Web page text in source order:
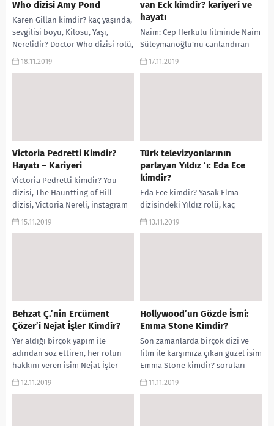
Who dizisi Amy Pond
Karen Gillan kimdir? kaç yaşında,
sevgilisi boyu, Kilosu, Yaşı,
Nerelidir? Doctor Who dizisi rolü,
Jumanji filmi, Guardian...
18.11.2019
van Eck kimdir? kariyeri ve
hayatı
Naim: Cep Herkülü filminde Naim
Süleymanoğlu’nu canlandıran
Hayat van Eck kimdir? Hayat Van
17.11.2019
Victoria Pedretti Kimdir?
Hayatı – Kariyeri
Victoria Pedretti kimdir? You
dizisi, The Hauntting of Hill
dizisi, Victoria Nereli, instagram
hesabı, yaşı, boyu, kilosu, nereli,
15.11.2019
Türk televizyonlarının
parlayan Yıldız ‘ı: Eda Ece
kimdir?
Eda Ece kimdir? Yasak Elma
dizisindeki Yıldız rolü, kaç
yaşında? Nereli? Boyu, evli mi?
13.11.2019
Behzat Ç.’nin Ercüment
Çözer’i Nejat İşler Kimdir?
Yer aldığı birçok yapım ile
adından söz ettiren, her rolün
hakkını veren isim Nejat İşler
Kimdir? soruları arama
12.11.2019
Hollywood’un Gözde İsmi:
Emma Stone Kimdir?
Son zamanlarda birçok dizi ve
film ile karşımıza çıkan güzel isim
Emma Stone kimdir? soruları
arama motorlarında sıkça
11.11.2019